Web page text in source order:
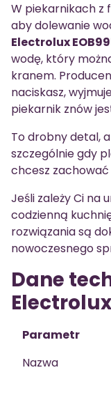
W piekarnikach z
aby dolewanie
Electrolux
wodę, który
kranem.
naciskasz,
piekarnik znów
To drobny detal,
szczególnie gdy
chcesz zachować
Jeśli zależy Ci na
codzienną
rozwiązania są
nowoczesnego
Dane
Parametr
Nazwa